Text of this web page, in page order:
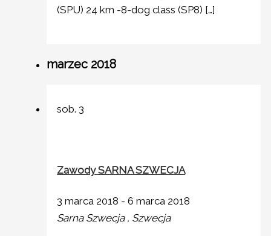
(SPU) 24 km -8-dog class (SP8) […]
marzec 2018
sob. 3
Zawody SARNA SZWECJA
3 marca 2018 -6 marca 2018
Sarna Szwecja , Szwecja